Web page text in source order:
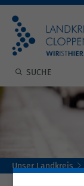
Unser Landkreis